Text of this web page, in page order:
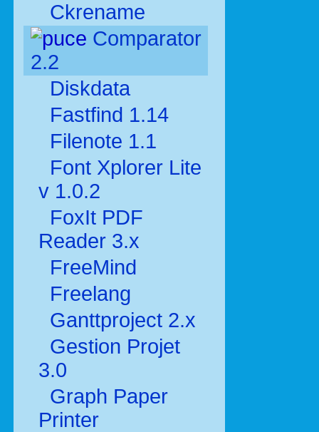
Ckrename
Comparator
2.2
Diskdata
Fastfind 1.14
Filenote 1.1
Font Xplorer Lite
v 1.0.2
FoxIt PDF
Reader 3.x
FreeMind
Freelang
Ganttproject 2.x
Gestion Projet
3.0
Graph Paper
Printer